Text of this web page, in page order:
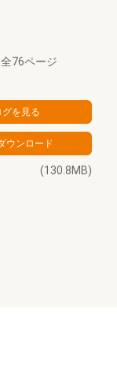
全76ページ
(130.8MB)